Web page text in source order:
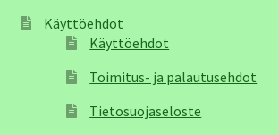
Käyttöehdot
Käyttöehdot
Toimitus- ja palautusehdot
Tietosuojaseloste